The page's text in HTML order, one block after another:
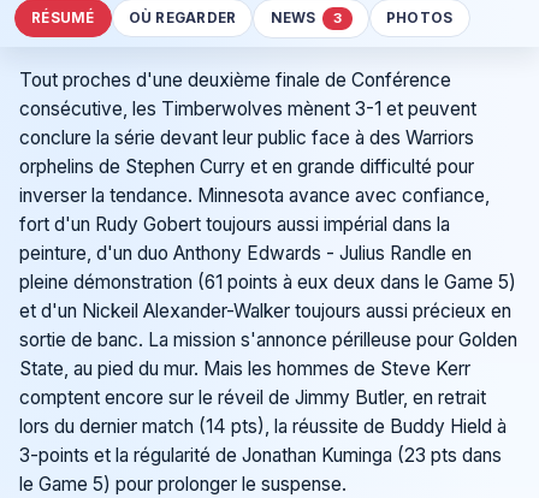
RÉSUMÉ OÙ REGARDER NEWS 3 PHOTOS
Tout proches d'une deuxième finale de Conférence
consécutive, les Timberwolves mènent 3-1 et peuvent
conclure la série devant leur public face à des Warriors
orphelins de Stephen Curry et en grande difficulté pour
inverser la tendance. Minnesota avance avec confiance,
fort d'un Rudy Gobert toujours aussi impérial dans la
peinture, d'un duo Anthony Edwards - Julius Randle en
pleine démonstration (61 points à eux deux dans le Game 5)
et d'un Nickeil Alexander-Walker toujours aussi précieux en
sortie de banc. La mission s'annonce périlleuse pour Golden
State, au pied du mur. Mais les hommes de Steve Kerr
comptent encore sur le réveil de Jimmy Butler, en retrait
lors du dernier match (14 pts), la réussite de Buddy Hield à
3-points et la régularité de Jonathan Kuminga (23 pts dans
le Game 5) pour prolonger le suspense.